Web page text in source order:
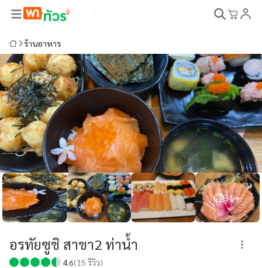
ร้านอาหาร
31+
อรทัยซูชิ สาขา2 ท่าน้ำ
4.6(15 รีวิว)